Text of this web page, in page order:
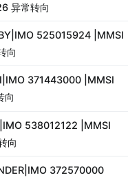
异常转向
525015924 |MMSI
向
371443000 |MMSI
向
538012122 |MMSI
向
372570000